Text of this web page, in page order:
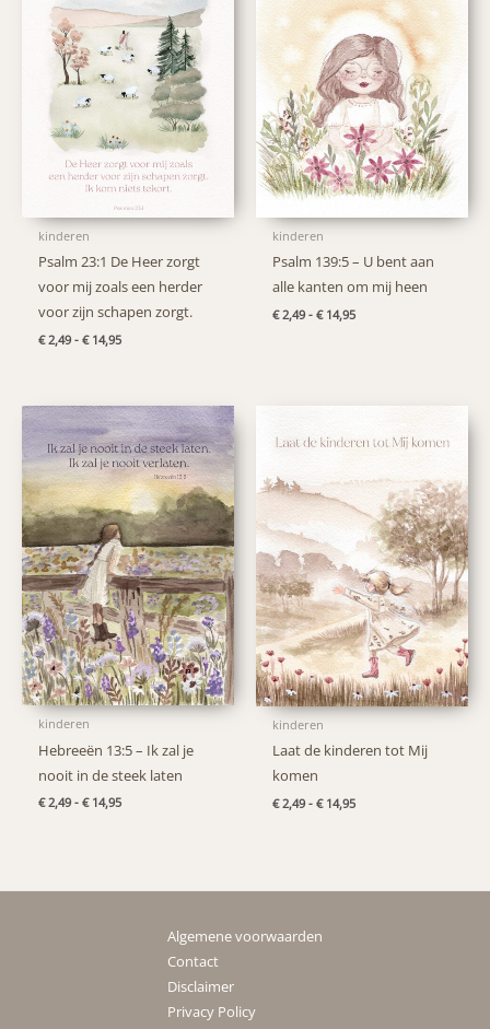
kinderen
Psalm 23:1 De Heer zorgt
voor mij zoals een herder
voor zijn schapen zorgt.
€2,49 - €14,95Prijsklasse:
kinderen
Psalm 139:5 – U bent aan
alle kanten om mij heen
€2,49 - €14,95Prijsklasse:
kinderen
Hebreeën 13:5 – Ik zal je
nooit in de steek laten
€2,49 - €14,95Prijsklasse:
kinderen
Laat de kinderen tot Mij
komen
€2,49 - €14,95Prijsklasse:
Algemene voorwaarden
Contact
Disclaimer
Privacy Policy